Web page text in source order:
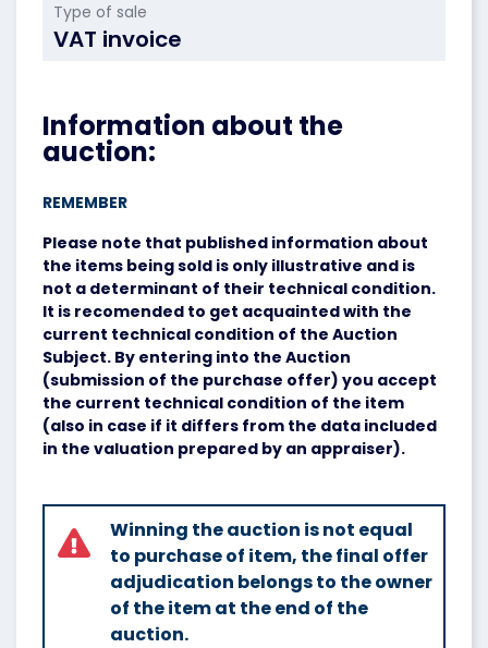
Type of sale
VAT invoice
Information about the
auction:
REMEMBER
Please note that published information about
the items being sold is only illustrative and is
not a determinant of their technical condition.
It is recomended to get acquainted with the
current technical condition of the Auction
Subject. By entering into the Auction
(submission of the purchase offer) you accept
the current technical condition of the item
(also in case if it differs from the data included
in the valuation prepared by an appraiser).
Winning the auction is not equal
to purchase of item, the final offer
adjudication belongs to the owner
of the item at the end of the
auction.